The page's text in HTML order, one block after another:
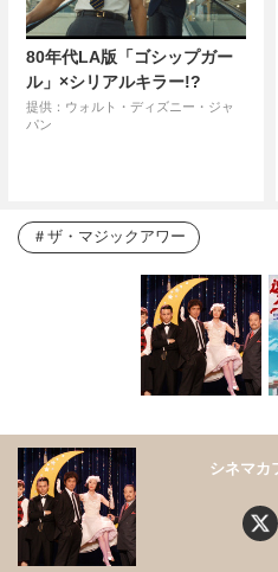
80年代LA版「ゴシップガー
ル」×シリアルキラー!?
提供：ウォルト・ディズニー・ジャ
パン
ザ・マジックアワー
シネマカ